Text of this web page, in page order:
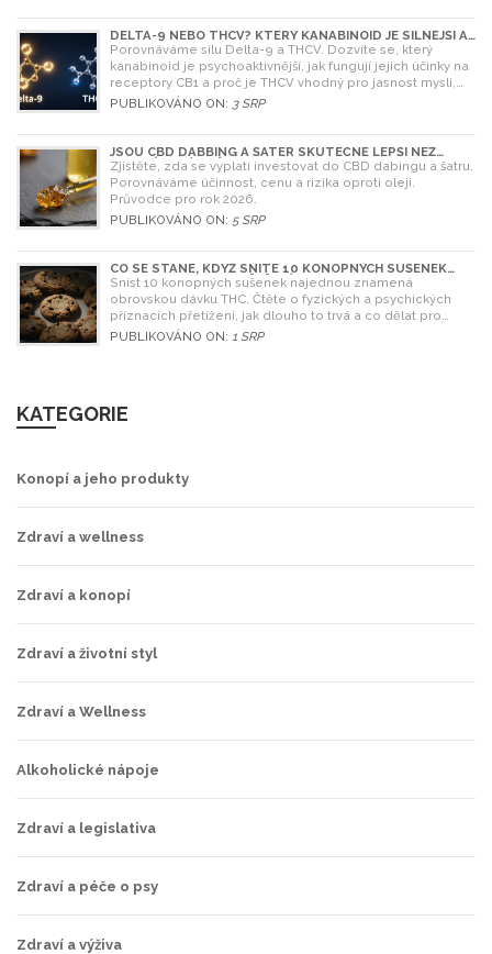
DELTA-9 NEBO THCV? KTERÝ KANABINOID JE SILNĚJŠÍ A
CO SI VYBRAT
Porovnáváme sílu Delta-9 a THCV. Dozvíte se, který
kanabinoid je psychoaktivnější, jak fungují jejich účinky na
receptory CB1 a proč je THCV vhodný pro jasnost mysli,
zatímco Delta-9 pro relaxaci.
PUBLIKOVÁNO ON: 3 SRP
JSOU CBD DABBING A ŠATER SKUTEČNĚ LEPŠÍ NEŽ
OLEJ? ÚPLNÝ PRŮVODCE
Zjistěte, zda se vyplatí investovat do CBD dabingu a šatru.
Porovnáváme účinnost, cenu a rizika oproti oleji.
Průvodce pro rok 2026.
PUBLIKOVÁNO ON: 5 SRP
CO SE STANE, KDYŽ SNÍTE 10 KONOPNÝCH SUŠENEK
NAJEDNOU? RIZIKA A ŘEŠENÍ
Sníst 10 konopných sušenek najednou znamená
obrovskou dávku THC. Čtěte o fyzických a psychických
příznacích přetížení, jak dlouho to trvá a co dělat pro
úlevu.
PUBLIKOVÁNO ON: 1 SRP
KATEGORIE
Konopí a jeho produkty
Zdraví a wellness
Zdraví a konopí
Zdraví a životní styl
Zdraví a Wellness
Alkoholické nápoje
Zdraví a legislativa
Zdraví a péče o psy
Zdraví a výživa